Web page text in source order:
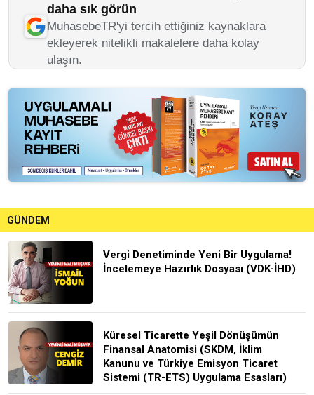
daha sık görün
MuhasebeTR'yi tercih ettiğiniz kaynaklara
ekleyerek nitelikli makalelere daha kolay
ulaşın.
GÜNDEM
Vergi Denetiminde Yeni Bir Uygulama!
İncelemeye Hazırlık Dosyası (VDK-İHD)
Küresel Ticarette Yeşil Dönüşümün
Finansal Anatomisi (SKDM, İklim
Kanunu ve Türkiye Emisyon Ticaret
Sistemi (TR-ETS) Uygulama Esasları)